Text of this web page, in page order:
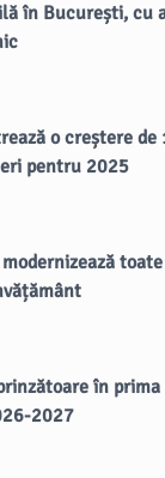
în București, cu
o creștere de
pentru 2025
toate
în prima
2027